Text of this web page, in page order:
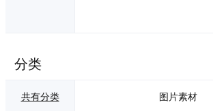
分类
共有分类 图片素材